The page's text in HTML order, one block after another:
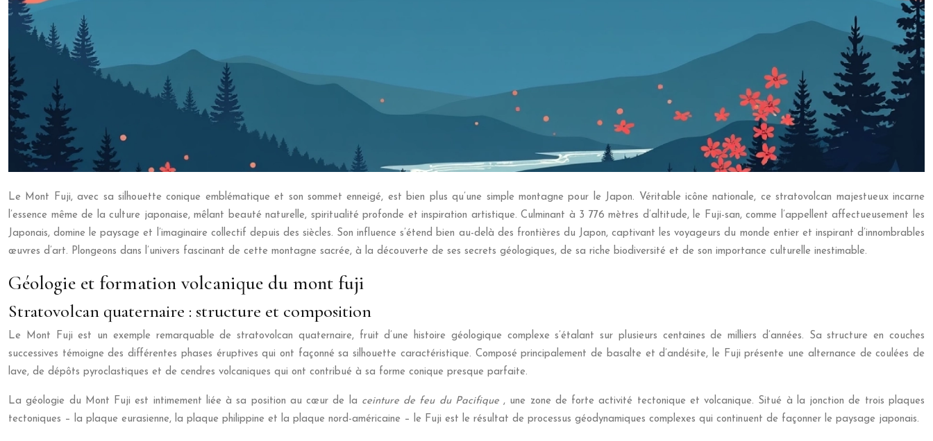
Le Mont Fuji, avec sa silhouette conique emblématique et son sommet enneigé, est bien plus qu’une simple montagne pour le Japon. Véritable icône nationale, ce stratovolcan majestueux incarne
l’essence même de la culture japonaise, mêlant beauté naturelle, spiritualité profonde et inspiration artistique. Culminant à 3 776 mètres d’altitude, le Fuji-san, comme l’appellent affectueusement les
Japonais, domine le paysage et l’imaginaire collectif depuis des siècles. Son influence s’étend bien au-delà des frontières du Japon, captivant les voyageurs du monde entier et inspirant d’innombrables
œuvres d’art. Plongeons dans l’univers fascinant de cette montagne sacrée, à la découverte de ses secrets géologiques, de sa riche biodiversité et de son importance culturelle inestimable.
Géologie et formation volcanique du mont fuji
Stratovolcan quaternaire : structure et composition
Le Mont Fuji est un exemple remarquable de stratovolcan quaternaire, fruit d’une histoire géologique complexe s’étalant sur plusieurs centaines de milliers d’années. Sa structure en couches
successives témoigne des différentes phases éruptives qui ont façonné sa silhouette caractéristique. Composé principalement de basalte et d’andésite, le Fuji présente une alternance de coulées de
lave, de dépôts pyroclastiques et de cendres volcaniques qui ont contribué à sa forme conique presque parfaite.
La géologie du Mont Fuji est intimement liée à sa position au cœur de la ceinture de feu du Pacifique , une zone de forte activité tectonique et volcanique. Situé à la jonction de trois plaques
tectoniques – la plaque eurasienne, la plaque philippine et la plaque nord-américaine – le Fuji est le résultat de processus géodynamiques complexes qui continuent de façonner le paysage japonais.